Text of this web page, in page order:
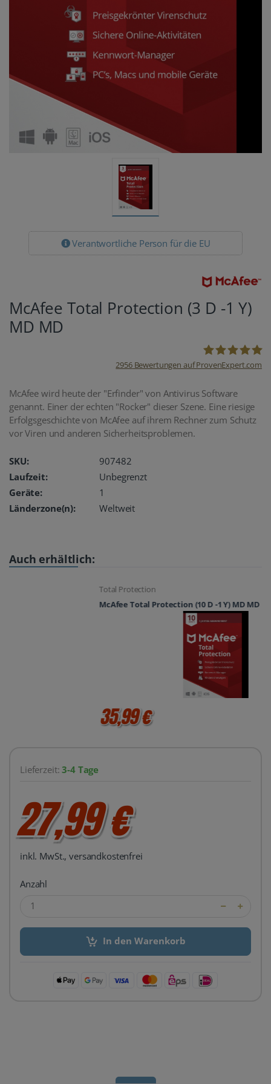
Verantwortliche Person für die EU
McAfee Total Protection (3 D -1 Y)
MD MD
oemhandel24
2956Bewertungen auf ProvenExpert.com
McAfee wird heute der "Erfinder" von Antivirus Software
genannt. Einer der echten "Rocker" dieser Szene. Eine riesige
Erfolgsgeschichte von McAfee auf ihrem Rechner zum Schutz
vor Viren und anderen Sicherheitsproblemen.
SKU:
907482
Laufzeit:
Unbegrenzt
Geräte:
1
Länderzone(n):
Weltweit
Auch erhältlich:
McAfee Total Protection (10 D -1 Y) MD MD
Lieferzeit:3-4 Tage
27,99 €
inkl. MwSt., versandkostenfrei
Anzahl
In den Warenkorb